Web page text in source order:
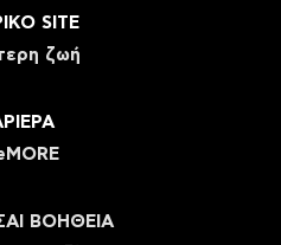
SITE
ζωή
ΒΟΗΘΕΙΑ